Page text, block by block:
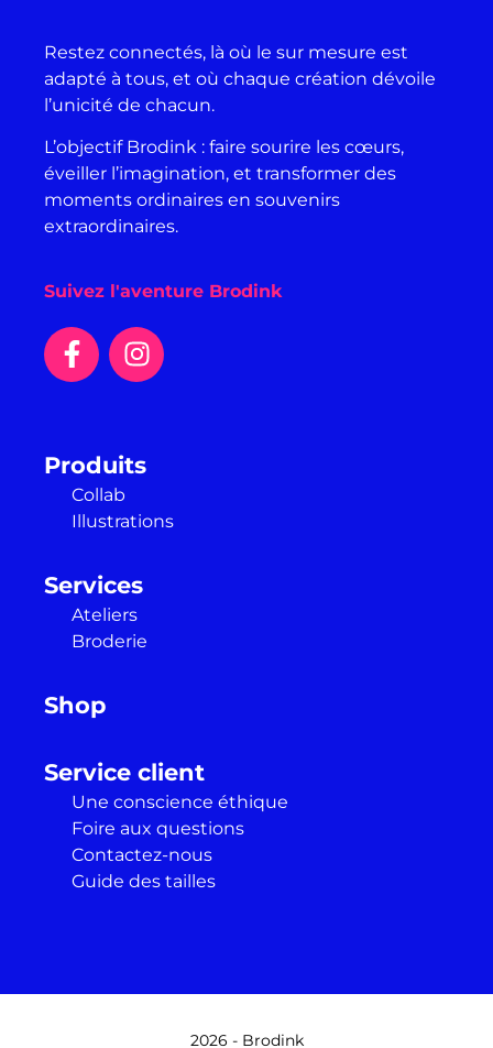
Restez connectés, là où le sur mesure est
adapté à tous, et où chaque création dévoile
l’unicité de chacun.
L’objectif Brodink : faire sourire les cœurs,
éveiller l’imagination, et transformer des
moments ordinaires en souvenirs
extraordinaires.
Suivez l'aventure Brodink
Produits
Collab
Illustrations
Services
Ateliers
Broderie
Shop
Service client
Une conscience éthique
Foire aux questions
Contactez-nous
Guide des tailles
2026 - Brodink